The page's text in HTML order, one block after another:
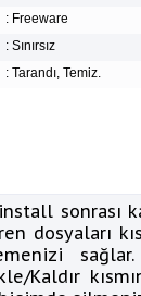
: Freeware
: Sınırsız
: Tarandı, Temiz.
sonrası
dosyaları
Kaldır